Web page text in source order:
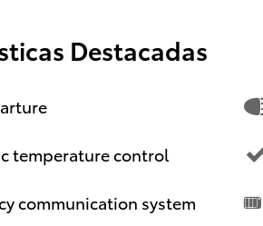
Destacadas
temperature control
communication system